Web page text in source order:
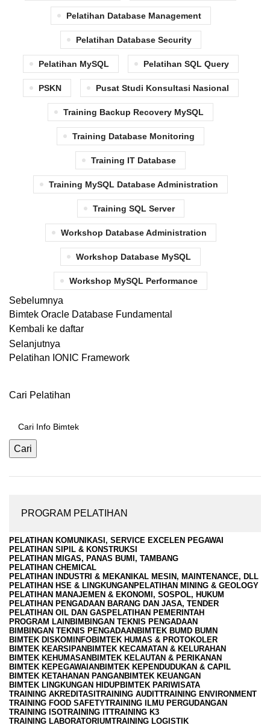
Pelatihan Database Management
Pelatihan Database Security
Pelatihan MySQL Pelatihan SQL Query
PSKN Pusat Studi Konsultasi Nasional
Training Backup Recovery MySQL
Training Database Monitoring
Training IT Database
Training MySQL Database Administration
Training SQL Server
Workshop Database Administration
Workshop Database MySQL
Workshop MySQL Performance
Sebelumnya
Bimtek Oracle Database Fundamental
Kembali ke daftar
Selanjutnya
Pelatihan IONIC Framework
Cari Pelatihan
Cari
PROGRAM PELATIHAN
PELATIHAN KOMUNIKASI, SERVICE EXCELEN PEGAWAI
PELATIHAN SIPIL & KONSTRUKSI
PELATIHAN MIGAS, PANAS BUMI, TAMBANG
PELATIHAN CHEMICAL
PELATIHAN INDUSTRI & MEKANIKAL MESIN, MAINTENANCE, DLL
PELATIHAN HSE & LINGKUNGAN PELATIHAN MINING & GEOLOGY
PELATIHAN MANAJEMEN & EKONOMI, SOSPOL, HUKUM
PELATIHAN PENGADAAN BARANG DAN JASA, TENDER
PELATIHAN OIL DAN GAS PELATIHAN PEMERINTAH
PROGRAM LAIN BIMBINGAN TEKNIS PENGADAAN
BIMBINGAN TEKNIS PENGADAAN BIMTEK BUMD BUMN
BIMTEK DISKOMINFOBIMTEK HUMAS & PROTOKOLER
BIMTEK KEARSIPAN BIMTEK KECAMATAN & KELURAHAN
BIMTEK KEHUMASAN BIMTEK KELAUTAN & PERIKANAN
BIMTEK KEPEGAWAIAN BIMTEK KEPENDUDUKAN & CAPIL
BIMTEK KETAHANAN PANGAN BIMTEK KEUANGAN
BIMTEK LINGKUNGAN HIDUPBIMTEK PARIWISATA
TRAINING AKREDITASI TRAINING AUDITTRAINING ENVIRONMENT
TRAINING FOOD SAFETYTRAINING ILMU PERGUDANGAN
TRAINING ISOTRAINING ITTRAINING K3
TRAINING LABORATORIUMTRAINING LOGISTIK